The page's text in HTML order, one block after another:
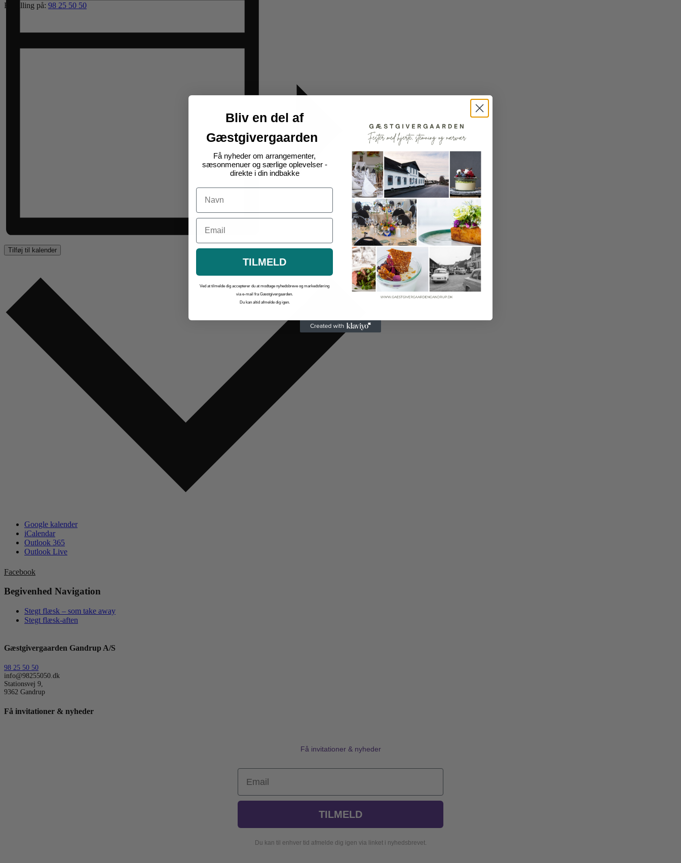
Bestilling på: 98 25 50 50
Tilføj til kalender
Google kalender
iCalendar
Outlook 365
Outlook Live
Facebook
Begivenhed Navigation
Stegt flæsk – som take away
Stegt flæsk-aften
Gæstgivergaarden Gandrup A/S
98 25 50 50
info@98255050.dk
Stationsvej 9,
9362 Gandrup
Få invitationer & nyheder
Få invitationer & nyheder
Email
TILMELD
Du kan til enhver tid afmelde dig igen via linket i nyhedsbrevet.
Bliv en del af
Gæstgivergaarden
Få nyheder om arrangementer,
sæsonmenuer og særlige oplevelser -
direkte i din indbakke
Navn
Email
TILMELD
Ved at tilmelde dig accepterer du at modtage nyhedsbreve og markedsføring
via e-mail fra Gæstgivergaarden.
Du kan altid afmelde dig igen.